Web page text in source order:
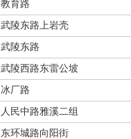
教育路
武陵东路上岩壳
武陵东路
武陵西路东雷公坡
冰厂路
人民中路雅溪二组
东环城路向阳街